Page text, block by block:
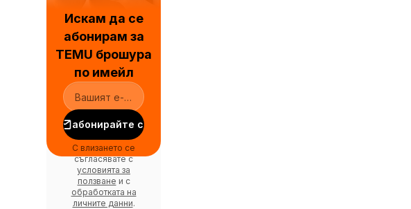
Искам да се
абонирам за
TEMU брошура
по имейл
абонирайте се
С влизането се
съгласявате с
условията за
ползване и с
обработката на
личните данни.